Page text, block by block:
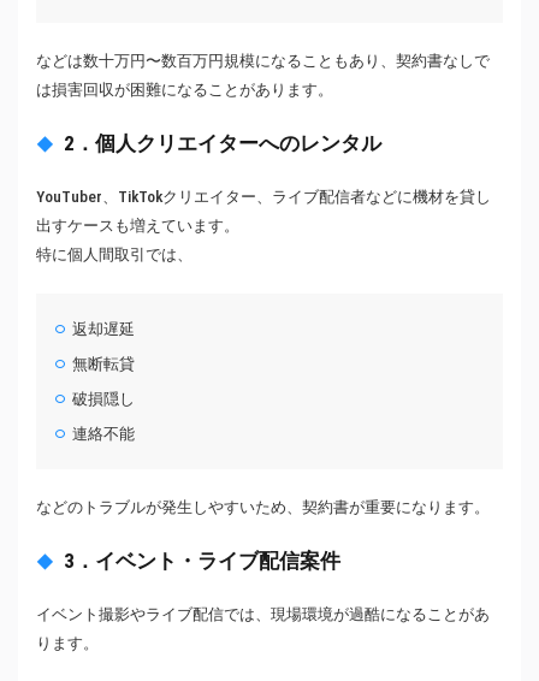
などは数十万円〜数百万円規模になることもあり、契約書なしで
は損害回収が困難になることがあります。
2．個人クリエイターへのレンタル
YouTuber、TikTokクリエイター、ライブ配信者などに機材を貸し
出すケースも増えています。
特に個人間取引では、
返却遅延
無断転貸
破損隠し
連絡不能
などのトラブルが発生しやすいため、契約書が重要になります。
3．イベント・ライブ配信案件
イベント撮影やライブ配信では、現場環境が過酷になることがあ
ります。